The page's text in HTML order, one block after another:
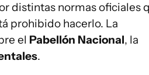
distintas normas oficiales
prohibido hacerlo. La
el Pabellón Nacional, la
.